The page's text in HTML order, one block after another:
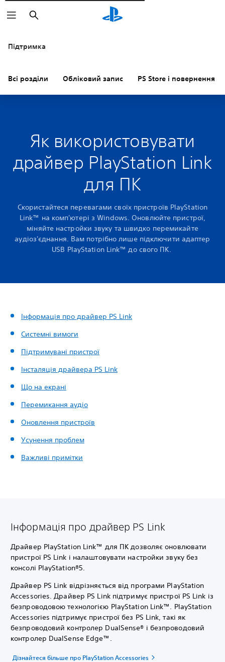
Пошук
Підтримка
Всі розділи Обліковий запис PS Store і повернення
Як використовувати
драйвер PlayStation Link
для ПК
Скористайтеся перевагами своїх пристроїв PlayStation
Link™ на комп'ютері з Windows. Оновлюйте пристрої,
міняйте настройки звуку та швидко перемикайте
аудіоз'єднання. Вам потрібно лише підключити адаптер
USB PlayStation Link™ до свого ПК.
Інформація про драйвер PS Link
Системні вимоги
Підтримувані пристрої
Інсталяція драйвера PS Link
Що на екрані
Перемикання аудіо
Оновлення пристроїв
Усунення проблем
Важливі примітки
Інформація про драйвер PS Link
Драйвер PlayStation Link™ для ПК дозволяє оновлювати
пристрої PS Link і налаштовувати настройки звуку без
консолі PlayStation®5.
Драйвер PS Link відрізняється від програми PlayStation
Accessories. Драйвер PS Link підтримує пристрої PS Link із
безпроводовою технологією PlayStation Link™. PlayStation
Accessories підтримує пристрої без PS Link, такі як
безпроводовий контролер DualSense® і безпроводовий
контролер DualSense Edge™.
Дізнайтеся більше про PlayStation Accessories